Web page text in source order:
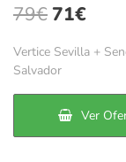
79€El
precio
original
era:
79€.
71€
es:
71€.
Vertice Sevilla +
Salvador
Ver